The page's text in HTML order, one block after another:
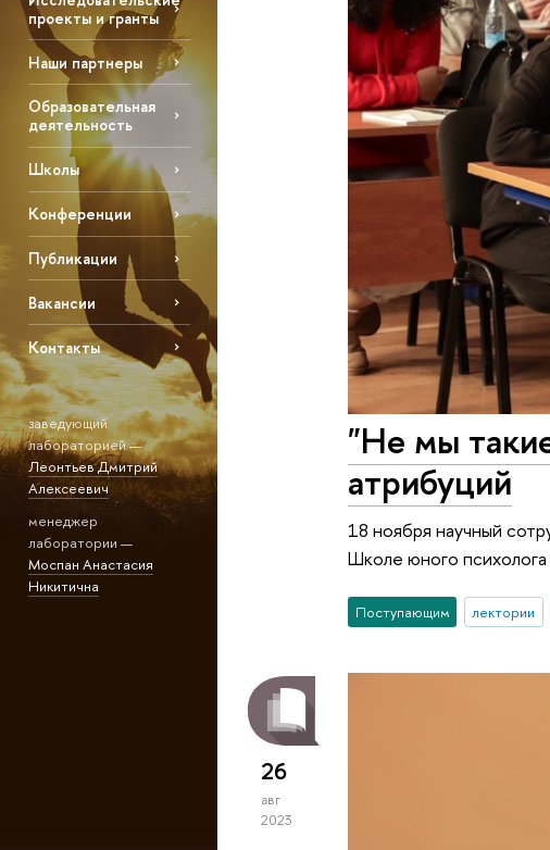
проекты и гранты
Наши партнеры
Образовательная
деятельность
Школы
Конференции
Публикации
Вакансии
Контакты
заведующий
лабораторией —
Леонтьев Дмитрий
Алексеевич
менеджер
лаборатории —
Моспан Анастасия
Никитична
"Не мы
атрибуций
18 ноября научный
Школе юного
Поступающим лектории
26
авг
2023